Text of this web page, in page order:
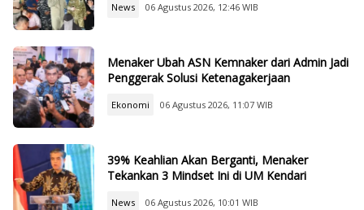
News 06 Agustus 2026, 12:46 WIB
Menaker Ubah ASN Kemnaker dari Admin Jadi
Penggerak Solusi Ketenagakerjaan
Ekonomi 06 Agustus 2026, 11:07 WIB
39% Keahlian Akan Berganti, Menaker
Tekankan 3 Mindset Ini di UM Kendari
News 06 Agustus 2026, 10:01 WIB